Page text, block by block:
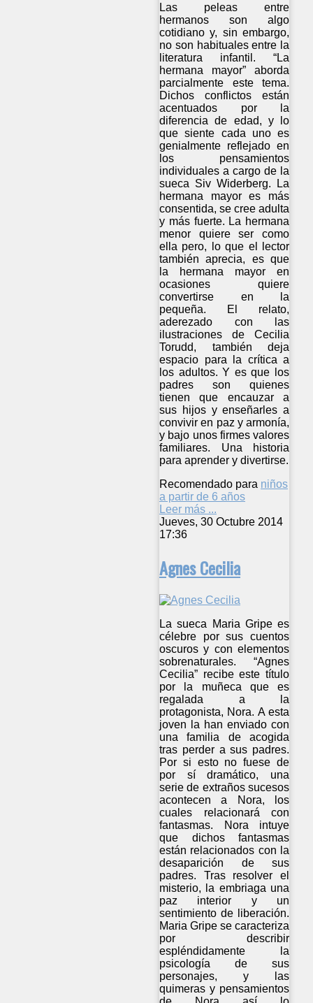
Las peleas entre
hermanos son algo
cotidiano y, sin embargo,
no son habituales entre la
literatura infantil. “La
hermana mayor” aborda
parcialmente este tema.
Dichos conflictos están
acentuados por la
diferencia de edad, y lo
que siente cada uno es
genialmente reflejado en
los pensamientos
individuales a cargo de la
sueca Siv Widerberg. La
hermana mayor es más
consentida, se cree adulta
y más fuerte. La hermana
menor quiere ser como
ella pero, lo que el lector
también aprecia, es que
la hermana mayor en
ocasiones quiere
convertirse en la
pequeña. El relato,
aderezado con las
ilustraciones de Cecilia
Torudd, también deja
espacio para la crítica a
los adultos. Y es que los
padres son quienes
tienen que encauzar a
sus hijos y enseñarles a
convivir en paz y armonía,
y bajo unos firmes valores
familiares. Una historia
para aprender y divertirse.
Recomendado para niños
a partir de 6 años
Leer más ...
Jueves, 30 Octubre 2014
17:36
Agnes Cecilia
La sueca Maria Gripe es
célebre por sus cuentos
oscuros y con elementos
sobrenaturales. “Agnes
Cecilia” recibe este título
por la muñeca que es
regalada a la
protagonista, Nora. A esta
joven la han enviado con
una familia de acogida
tras perder a sus padres.
Por si esto no fuese de
por sí dramático, una
serie de extraños sucesos
acontecen a Nora, los
cuales relacionará con
fantasmas. Nora intuye
que dichos fantasmas
están relacionados con la
desaparición de sus
padres. Tras resolver el
misterio, la embriaga una
paz interior y un
sentimiento de liberación.
Maria Gripe se caracteriza
por describir
espléndidamente la
psicología de sus
personajes, y las
quimeras y pensamientos